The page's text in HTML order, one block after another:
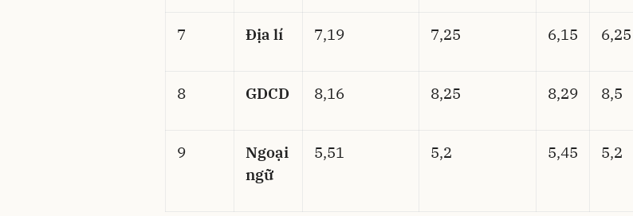
7 Địa lí 7,19 7,25 6,15 6,25
8 GDCD 8,16 8,25 8,29 8,5
9
Ngoại
ngữ
5,51 5,2 5,45 5,2